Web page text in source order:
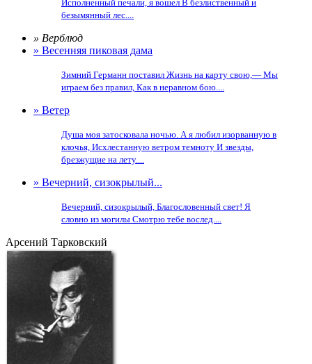
Исполненный печали, я вошел В безлиственный и
безымянный лес....
» Верблюд
» Весенняя пиковая дама
Зимний Германн поставил Жизнь на карту свою,— Мы
играем без правил, Как в неравном бою....
» Ветер
Душа моя затосковала ночью. А я любил изорванную в
клочья, Исхлестанную ветром темноту И звезды,
брезжущие на лету....
» Вечерний, сизокрылый...
Вечерний, сизокрылый, Благословенный свет! Я
словно из могилы Смотрю тебе вослед....
Арсений Тарковский